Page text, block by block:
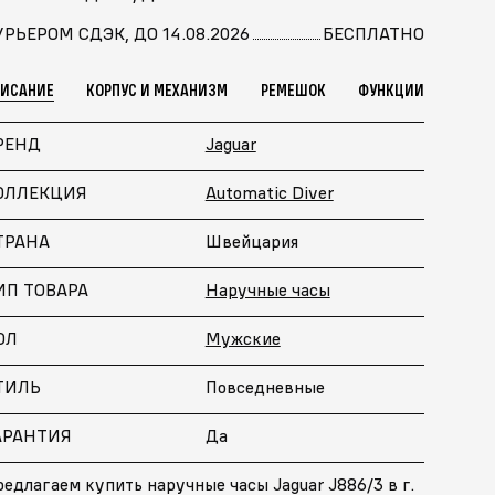
СДЭК, ДО 14.08.2026
БЕСПЛАТНО
КОРПУС И МЕХАНИЗМ РЕМЕШОК ФУНКЦИИ
Jaguar
Automatic Diver
Швейцария
ТОВАРА Наручные часы
Мужские
Повседневные
Да
купить наручные часы Jaguar J886/3 в г.